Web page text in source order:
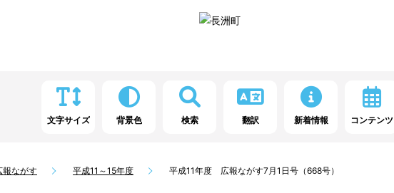
文字サイズ 背景色 検索 翻訳 新着情報 コンテンツ
報ながす 平成11～15年度 平成11年度 広報ながす7月1日号（668号）